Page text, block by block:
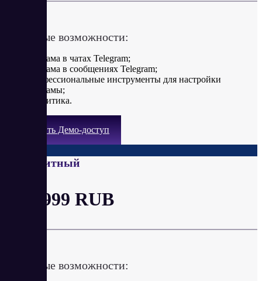
Ключевые возможности:
реклама в чатах Telegram;
реклама в сообщениях Telegram;
профессиональные инструменты для настройки
рекламы;
аналитика.
Получить Демо-доступ
Безлимитный
от 2 999 RUB
Ключевые возможности: